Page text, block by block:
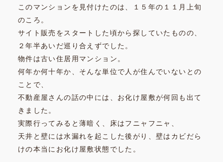
このマンションを見付けたのは、１５年の１１月上旬
のころ。
サイト販売をスタートした頃から探していたものの、
２年半あいだ巡り合えずでした。
物件は古い住居用マンション。
何年か何十年か、そんな単位で人が住んでいないとの
ことで、
不動産屋さんの話の中には、お化け屋敷が何回も出て
きました。
実際行ってみると薄暗く、床はフニャフニャ、
天井と壁には水漏れを起こした後がり、壁はカビだら
けの本当にお化け屋敷状態でした。